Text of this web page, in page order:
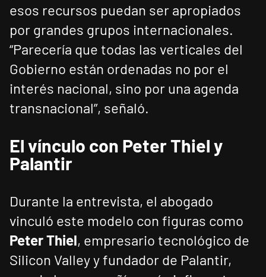
esos recursos puedan ser apropiados
por grandes grupos internacionales.
“Parecería que todas las verticales del
Gobierno están ordenadas no por el
interés nacional, sino por una agenda
transnacional”, señaló.
El vínculo con Peter Thiel y
Palantir
Durante la entrevista, el abogado
vinculó este modelo con figuras como
Peter Thiel, empresario tecnológico de
Silicon Valley y fundador de Palantir,